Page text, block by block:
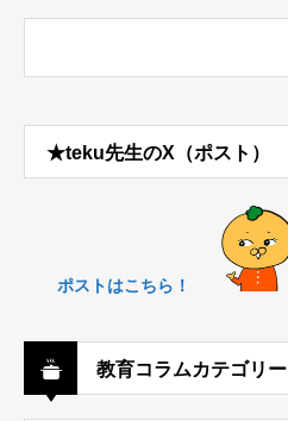
★teku先生のX（ポスト）
ポストはこちら！
教育コラムカテゴリー